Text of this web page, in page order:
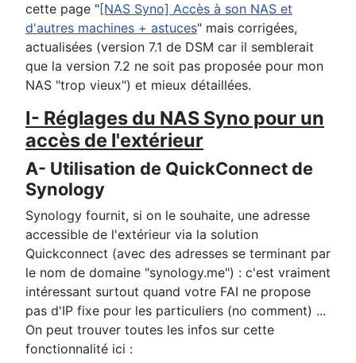
cette page "[NAS Syno] Accès à son NAS et
d'autres machines + astuces" mais corrigées,
actualisées (version 7.1 de DSM car il semblerait
que la version 7.2 ne soit pas proposée pour mon
NAS "trop vieux") et mieux détaillées.
I- Réglages du NAS Syno pour un
accès de l'extérieur
A- Utilisation de QuickConnect de
Synology
Synology fournit, si on le souhaite, une adresse
accessible de l'extérieur via la solution
Quickconnect (avec des adresses se terminant par
le nom de domaine "synology.me") : c'est vraiment
intéressant surtout quand votre FAI ne propose
pas d'IP fixe pour les particuliers (no comment) ...
On peut trouver toutes les infos sur cette
fonctionnalité ici :